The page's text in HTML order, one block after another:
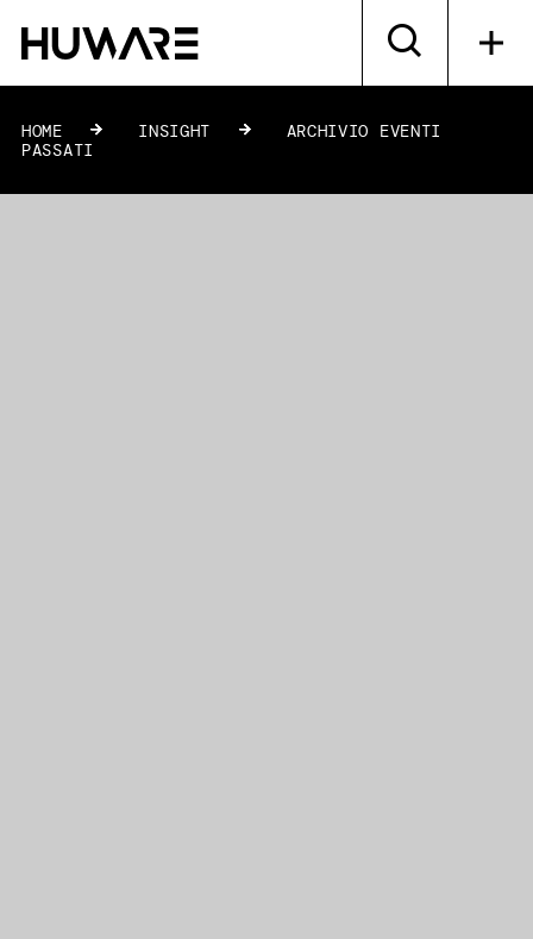
HOME » INSIGHT »
ARCHIVIO EVENTI
PASSATI